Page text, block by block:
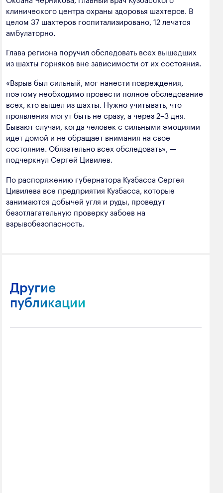
клинического центра охраны здоровья шахтеров. В
целом 37 шахтеров госпитализировано, 12 лечатся
амбулаторно.
Глава региона поручил обследовать всех вышедших
из шахты горняков вне зависимости от их состояния.
«Взрыв был сильный, мог нанести повреждения,
поэтому необходимо провести полное обследование
всех, кто вышел из шахты. Нужно учитывать, что
проявления могут быть не сразу, а через 2–3 дня.
Бывают случаи, когда человек с сильными эмоциями
идет домой и не обращает внимания на свое
состояние. Обязательно всех обследовать», —
подчеркнул Сергей Цивилев.
По распоряжению губернатора Кузбасса Сергея
Цивилева все предприятия Кузбасса, которые
занимаются добычей угля и руды, проведут
безотлагательную проверку забоев на
взрывобезопасность.
Другие
публикации